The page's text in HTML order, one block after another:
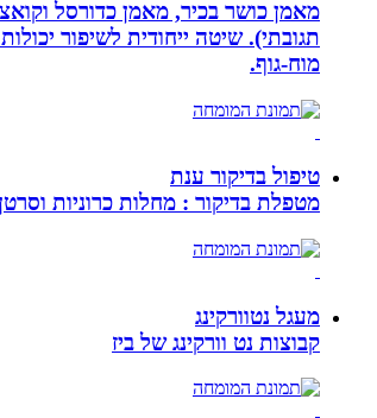
מוח-גוף.
טיפול בדיקור ענת
מטפלת בדיקור : מחלות כרוניות
מעגל נטוורקינג
קבוצות נט וורקינג של ביז